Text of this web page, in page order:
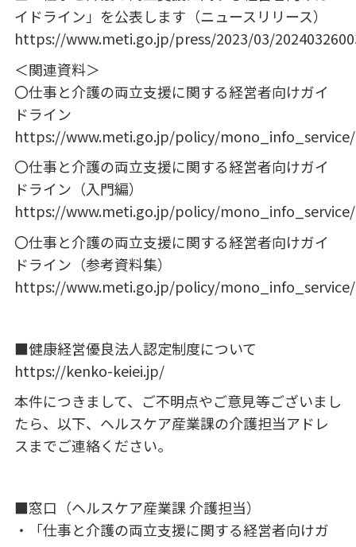
イドライン」を公表します（ニュースリリース）
⁠https://www.meti.go.jp/press/2023/03/
＜関連資料＞
〇仕事と介護の両立支援に関する経営者向けガイ
ドライン
https://www.meti.go.jp/policy/
〇仕事と介護の両立支援に関する経営者向けガイ
ドライン（入門編）
https://www.meti.go.jp/policy/
〇仕事と介護の両立支援に関する経営者向けガイ
ドライン（参考資料集）
https://www.meti.go.jp/policy/
■健康経営優良法人認定制度について
https://kenko-keiei.jp/
本件につきまして、ご不明点やご意見等ございまし
たら、以下、ヘルスケア産業課の介護担当アドレ
スまでご連絡ください。
■窓口（ヘルスケア産業課 介護担当）
・「仕事と介護の両立支援に関する経営者向けガ